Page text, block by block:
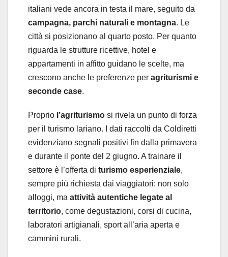
italiani vede ancora in testa il mare, seguito da
campagna, parchi naturali e montagna. Le
città si posizionano al quarto posto. Per quanto
riguarda le strutture ricettive, hotel e
appartamenti in affitto guidano le scelte, ma
crescono anche le preferenze per agriturismi e
seconde case.
Proprio l’agriturismo si rivela un punto di forza
per il turismo lariano. I dati raccolti da Coldiretti
evidenziano segnali positivi fin dalla primavera
e durante il ponte del 2 giugno. A trainare il
settore è l’offerta di turismo esperienziale,
sempre più richiesta dai viaggiatori: non solo
alloggi, ma attività autentiche legate al
territorio, come degustazioni, corsi di cucina,
laboratori artigianali, sport all’aria aperta e
cammini rurali.